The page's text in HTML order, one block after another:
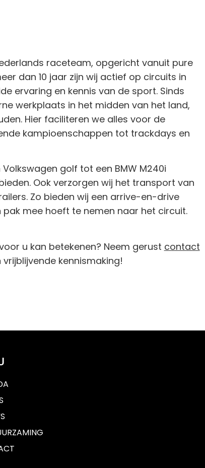
raceteam, opgericht vanuit pure
dan 10 jaar zijn wij actief op circuits in
ervaring en kennis van de sport. Sinds
werkplaats in het midden van het land,
Hier faciliteren we alles voor de
kampioenschappen tot trackdays en
golf tot een BMW M240i
Ook verzorgen wij het transport van
Zo bieden wij een arrive-en-drive
mee hoeft te nemen naar het circuit.
u kan betekenen? Neem gerust contact
kennismaking!